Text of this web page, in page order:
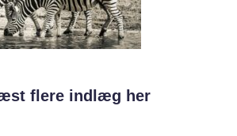
flere indlæg her